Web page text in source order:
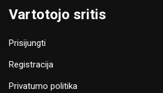
Vartotojo sritis
Prisijungti
Registracija
Privatumo politika